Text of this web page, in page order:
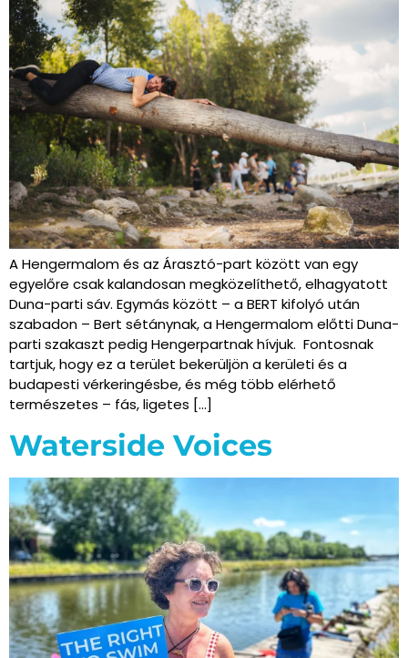
A Hengermalom és az Árasztó-part között van egy
egyelőre csak kalandosan megközelíthető, elhagyatott
Duna-parti sáv. Egymás között – a BERT kifolyó után
szabadon – Bert sétánynak, a Hengermalom előtti Duna-
parti szakaszt pedig Hengerpartnak hívjuk. Fontosnak
tartjuk, hogy ez a terület bekerüljön a kerületi és a
budapesti vérkeringésbe, és még több elérhető
természetes – fás, ligetes […]
Waterside Voices